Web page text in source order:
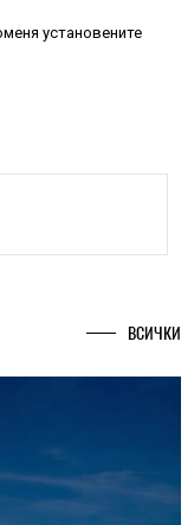
установените
ВСИЧКИ